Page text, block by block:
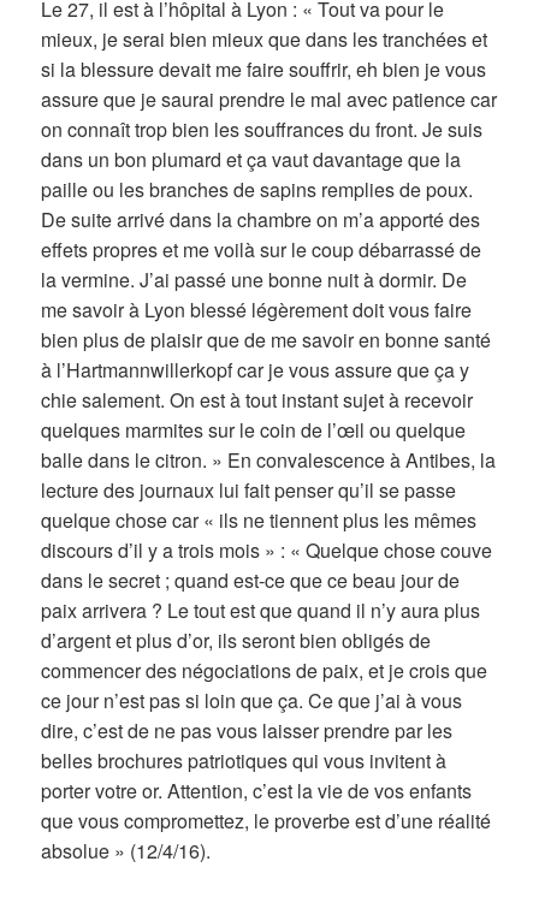
Le 27, il est à l’hôpital à Lyon : « Tout va pour le
mieux, je serai bien mieux que dans les tranchées et
si la blessure devait me faire souffrir, eh bien je vous
assure que je saurai prendre le mal avec patience car
on connaît trop bien les souffrances du front. Je suis
dans un bon plumard et ça vaut davantage que la
paille ou les branches de sapins remplies de poux.
De suite arrivé dans la chambre on m’a apporté des
effets propres et me voilà sur le coup débarrassé de
la vermine. J’ai passé une bonne nuit à dormir. De
me savoir à Lyon blessé légèrement doit vous faire
bien plus de plaisir que de me savoir en bonne santé
à l’Hartmannwillerkopf car je vous assure que ça y
chie salement. On est à tout instant sujet à recevoir
quelques marmites sur le coin de l’œil ou quelque
balle dans le citron. » En convalescence à Antibes, la
lecture des journaux lui fait penser qu’il se passe
quelque chose car « ils ne tiennent plus les mêmes
discours d’il y a trois mois » : « Quelque chose couve
dans le secret ; quand est-ce que ce beau jour de
paix arrivera ? Le tout est que quand il n’y aura plus
d’argent et plus d’or, ils seront bien obligés de
commencer des négociations de paix, et je crois que
ce jour n’est pas si loin que ça. Ce que j’ai à vous
dire, c’est de ne pas vous laisser prendre par les
belles brochures patriotiques qui vous invitent à
porter votre or. Attention, c’est la vie de vos enfants
que vous compromettez, le proverbe est d’une réalité
absolue » (12/4/16).